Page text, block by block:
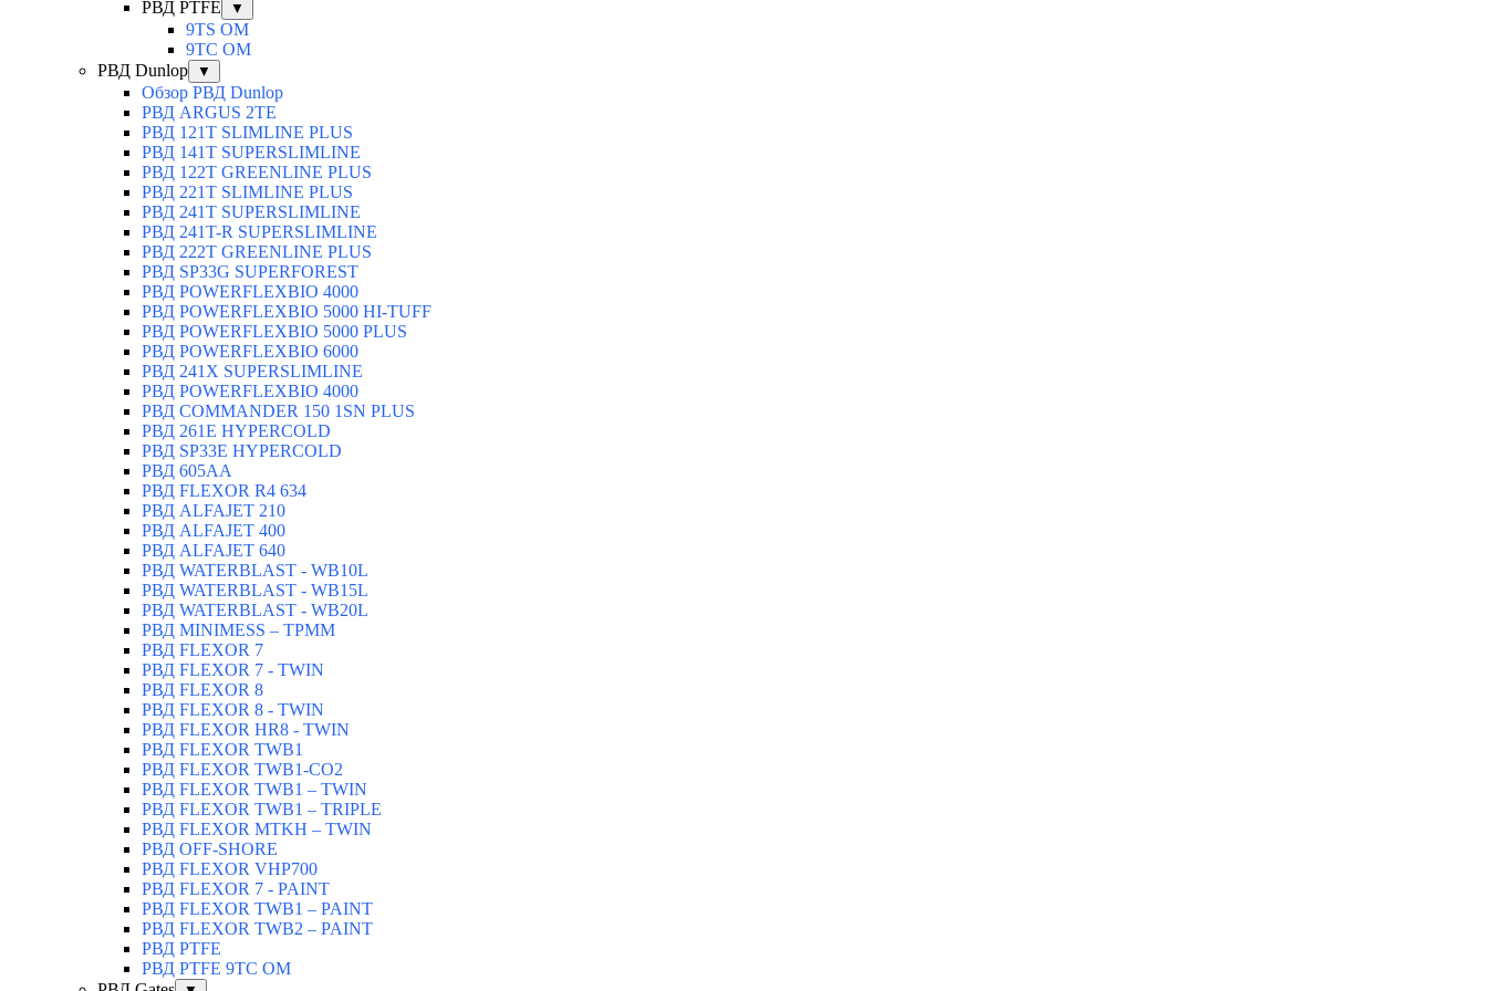
РВД PTFE ▼
9TS OM
9TC OM
РВД Dunlop
▼
Обзор РВД Dunlop
РВД ARGUS 2TE
РВД 121T SLIMLINE PLUS
РВД 141T SUPERSLIMLINE
РВД 122T GREENLINE PLUS
РВД 221T SLIMLINE PLUS
РВД 241T SUPERSLIMLINE
РВД 241T-R SUPERSLIMLINE
РВД 222T GREENLINE PLUS
РВД SP33G SUPERFOREST
РВД POWERFLEXBIO 4000
РВД POWERFLEXBIO 5000 HI-TUFF
РВД POWERFLEXBIO 5000 PLUS
РВД POWERFLEXBIO 6000
РВД 241X SUPERSLIMLINE
РВД POWERFLEXBIO 4000
РВД СOMMANDER 150 1SN PLUS
РВД 261E HYPERCOLD
РВД SP33E HYPERCOLD
РВД 605AA
РВД FLEXOR R4 634
РВД ALFAJET 210
РВД ALFAJET 400
РВД ALFAJET 640
РВД WATERBLAST - WB10L
РВД WATERBLAST - WB15L
РВД WATERBLAST - WB20L
РВД MINIMESS – TPMM
РВД FLEXOR 7
РВД FLEXOR 7 - TWIN
РВД FLEXOR 8
РВД FLEXOR 8 - TWIN
РВД FLEXOR HR8 - TWIN
РВД FLEXOR TWB1
РВД FLEXOR TWB1-CO2
РВД FLEXOR TWB1 – TWIN
РВД FLEXOR TWB1 – TRIPLE
РВД FLEXOR MTKH – TWIN
РВД OFF-SHORE
РВД FLEXOR VHP700
РВД FLEXOR 7 - PAINT
РВД FLEXOR TWB1 – PAINT
РВД FLEXOR TWB2 – PAINT
РВД PTFE
РВД PTFE 9TC OM